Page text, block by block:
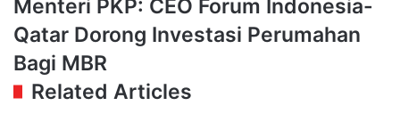
Siapkan
Transportasi
Terintegrasi
CEO
Forum
Indonesia-
Qatar
Menteri PKP: CEO Forum Indonesia-
Qatar Dorong Investasi Perumahan
Bagi MBR
Related Articles